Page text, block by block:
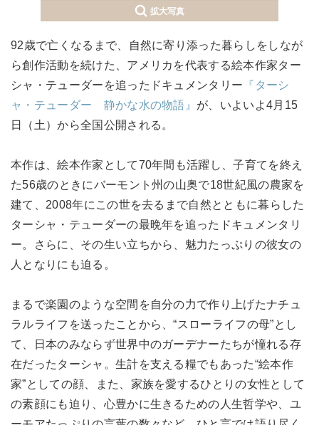
拡大写真
92歳で亡くなるまで、自然に寄り添った暮らしをしなが
ら創作活動を続けた、アメリカを代表する絵本作家ター
シャ・テューダーを追ったドキュメンタリー 『ターシ
ャ・テューダー 静かな水の物語』 が、いよいよ4月15
日（土）から全国公開される。
本作は、絵本作家として70年間も活躍し、子育てを終え
た56歳のときにバーモント州の山奥で18世紀風の農家を
建て、2008年にこの世を去るまで自然とともに暮らした
ターシャ・テューダーの最晩年を追ったドキュメンタリ
ー。さらに、その生い立ちから、魅力たっぷりの彼女の
人となりにも迫る。
まるで楽園のような空間を自分の力で作り上げたナチュ
ラルライフを送ったことから、“スローライフの母”とし
て、日本のみならず世界中のガーデナーたちが憧れる存
在だったターシャ。生計を支える糧でもあった“絵本作
家”としての顔、また、家族を愛するひとりの女性として
の素顔にも迫り、心豊かに生きるための人生哲学や、ユ